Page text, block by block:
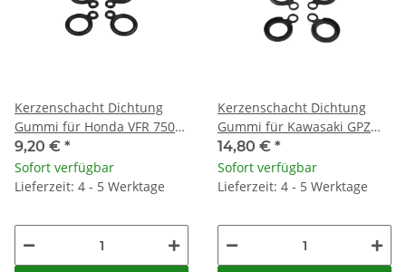
Kerzenschacht Dichtung
Gummi für Honda VFR 750
Kawasaki GPZ 750 900 1000
# 11009-1377
9,20 € *
Sofort verfügbar
Lieferzeit: 4 - 5 Werktage
Kerzenschacht Dichtung
Gummi für Kawasaki GPZ
ZRX ZZR 1100 1200 # 11009-
1725
14,80 € *
Sofort verfügbar
Lieferzeit: 4 - 5 Werktage